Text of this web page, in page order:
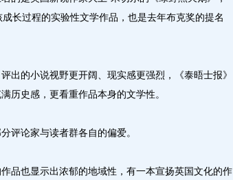
长过程的实验性文学作品，也是去年布克奖的提名
的小说视野更开阔、现实感更强烈，《泰晤士报》
历史感，更看重作品本身的文学性。
论家与读者群各自的偏爱。
也显示出浓郁的地域性，有一本宣扬英国文化的作